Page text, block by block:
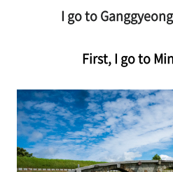
I go to
First, I go to